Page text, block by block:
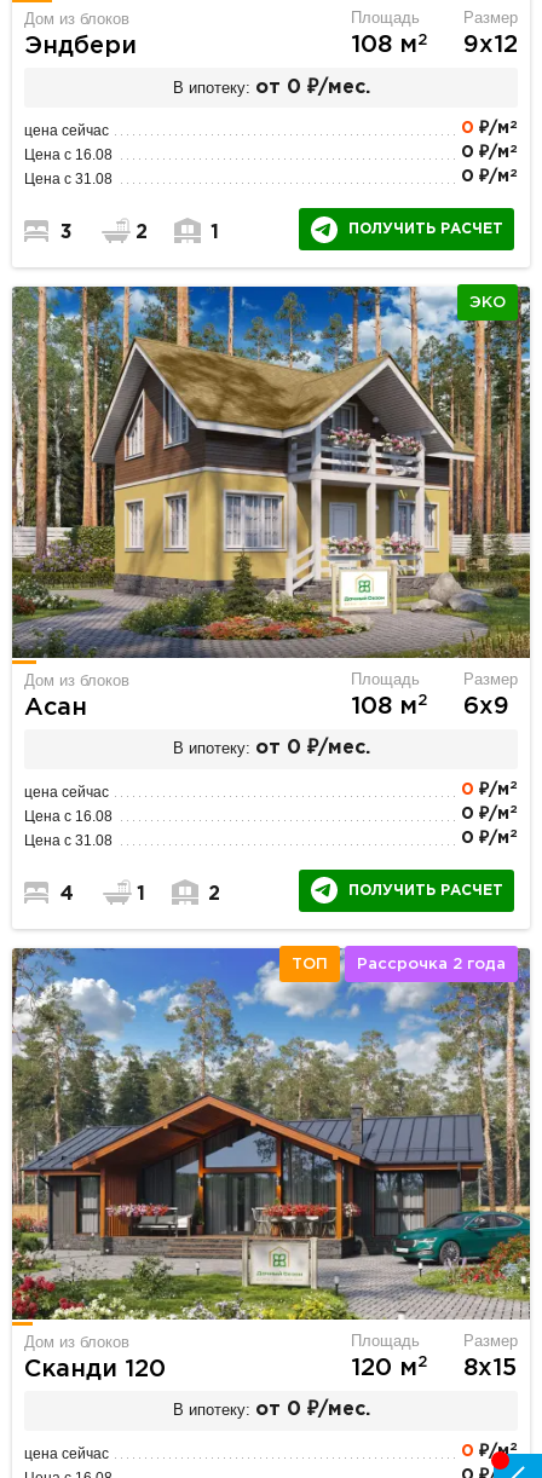
Дом из блоков
Эндбери
Площадь
108 м2
Размер
9х12
В ипотеку: от 0 ₽/мес.
цена сейчас 0 ₽/м 2
Цена с 16.08 0 ₽/м 2
Цена с 31.08 0 ₽/м 2
3 2 1 ПОЛУЧИТЬ РАСЧЕТ
ЭКО
Дом из блоков
Асан
Площадь
108 м2
Размер
6х9
В ипотеку: от 0 ₽/мес.
цена сейчас 0 ₽/м 2
Цена с 16.08 0 ₽/м 2
Цена с 31.08 0 ₽/м 2
4 1 2 ПОЛУЧИТЬ РАСЧЕТ
ТОП Рассрочка 2 года
Дом из блоков
Сканди 120
Площадь
120 м2
Размер
8х15
В ипотеку: от 0 ₽/мес.
цена сейчас 0 ₽/м2
0 ₽/м 2